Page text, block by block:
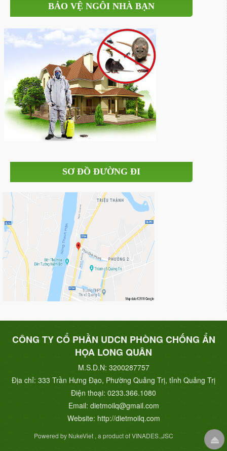
BẢO VỆ NGÔI NHÀ BẠN
SƠ ĐỒ ĐƯỜNG ĐI
CÔNG TY CỔ PHẦN UDCN PHÒNG CHỐNG ẨN
HỌA LONG QUÂN
M.S.D.N: 3200287757
Địa chỉ: 333 Trần Hưng Đạo, Phường Quảng Trị, tỉnh Quảng Trị
Điện thoại: 0233.366.1080
Email: dietmoilq@gmail.com
Website: http://dietmoilq.com
Powered by NukeViet , a product of VINADES.,JSC